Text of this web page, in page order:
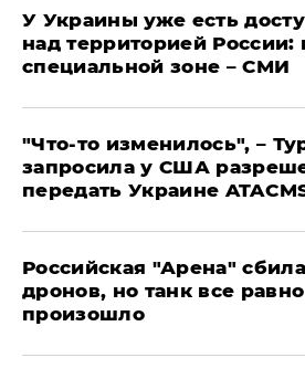
У Украины уже есть
над территорией России:
специальной зоне – СМИ
​"Что-то изменилось", –
запросила у США
передать Украине
​Российская "Арена"
дронов, но танк все
произошло